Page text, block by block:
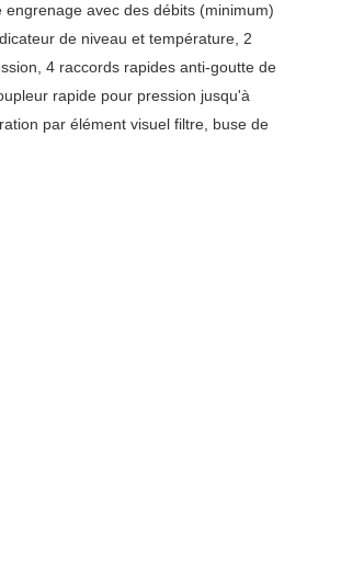
avec des débits (minimum)
de niveau et température, 2
4 raccords rapides anti-goutte de
rapide pour pression jusqu'à
par élément visuel filtre, buse de